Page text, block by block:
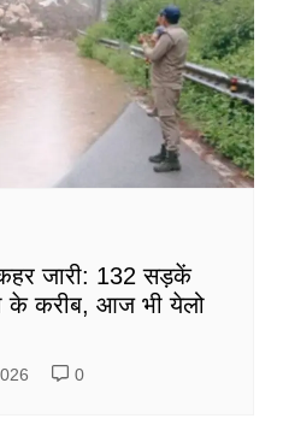
जारी: 132 सड़कें
के करीब, आज भी येलो
0